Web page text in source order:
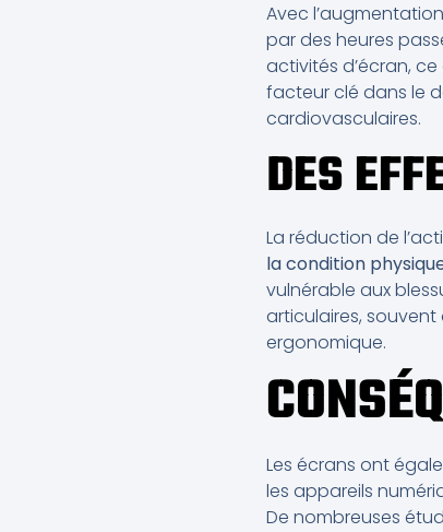
Avec
par des heures
activités d’écran,
facteur clé dans le
cardiovasculaires.
DES
La réduction de
la condition
vulnérable aux
articulaires,
ergonomique.
Les écrans ont
les appareils
De nombreuses